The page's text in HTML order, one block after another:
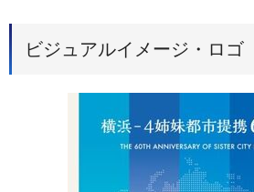
ビジュアルイメージ・ロゴ